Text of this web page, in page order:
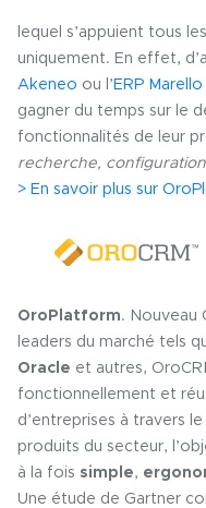
lequel s’appuient tous
uniquement. En effet,
Akeneo ou l’ ERP Marello
gagner du temps sur le
fonctionnalités de leur
recherche,
> En savoir plus sur
OroPlatform. Nouveau
leaders du marché tels
Oracle et autres,
fonctionnellement et
d’entreprises à travers
produits du secteur,
à la fois simple,
Une étude de Gartner